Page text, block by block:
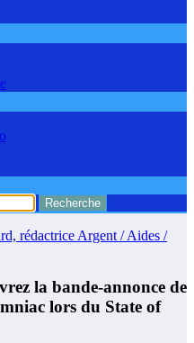
rédactrice Argent / Aides /
la bande-annonce de
lors du State of